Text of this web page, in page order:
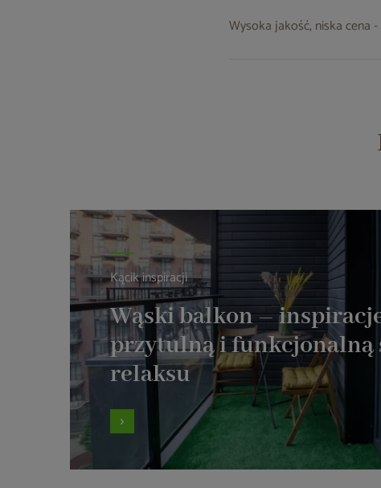
Wysoka jakość, niska cena
Kącik inspiracji
Wąski balkon –
przytulną i funkcjonalną
relaksu